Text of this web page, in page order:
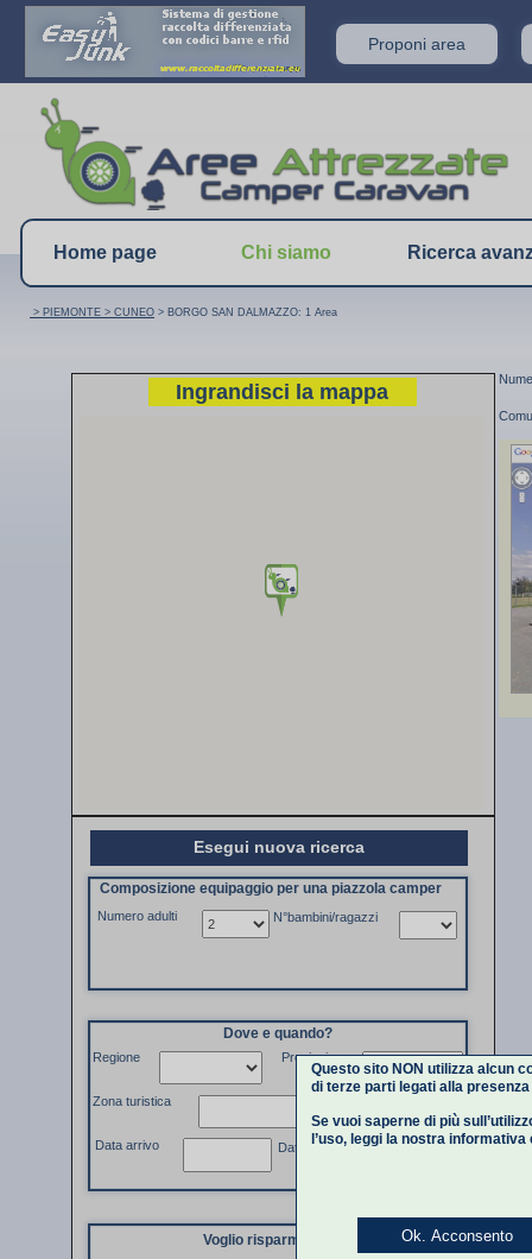
Proponi area
Home page Chi siamo Ricerca
Ingrandisci la mappa
Esegui nuova ricerca
Composizione equipaggio per una piazzola camper
Numero adulti N°bambini/ragazzi
Regione Provincia
Zona turistica
Data partenza
Data arrivo
Dove e quando?
Voglio risparmiare
> PIEMONTE > CUNEO > BORGO SAN DALMAZZO: 1 Area
Questo sito NON utilizza alcun
di terze parti legati alla
Se vuoi saperne di più
l’uso, leggi la nostra informativa
Ok. Acconsento